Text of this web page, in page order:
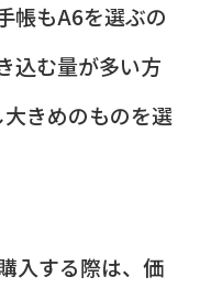
帳もA6を選ぶの
込む量が多い方
きめのものを選
入する際は、価